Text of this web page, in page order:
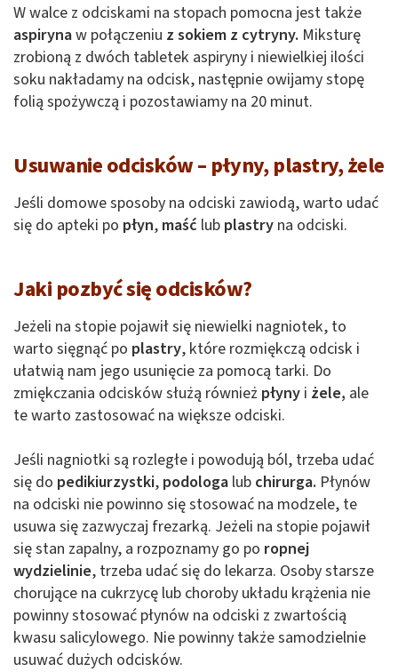
W walce z odciskami na stopach pomocna jest także
aspirynaw połączeniu z sokiem z cytryny. Miksturę
zrobioną z dwóch tabletek aspiryny i niewielkiej ilości
soku nakładamy na odcisk, następnie owijamy stopę
folią spożywczą i pozostawiamy na 20 minut.
Usuwanie odcisków – płyny, plastry, żele
Jeśli domowe sposoby na odciski zawiodą, warto udać
się do apteki po płyn, maść lub plastry na odciski.
Jaki pozbyć się odcisków?
Jeżeli na stopie pojawił się niewielki nagniotek, to
warto sięgnąć po plastry, które rozmiękczą odcisk i
ułatwią nam jego usunięcie za pomocą tarki. Do
zmiękczania odcisków służą również płyny i żele, ale
te warto zastosować na większe odciski.
Jeśli nagniotki są rozległe i powodują ból, trzeba udać
się do pedikiurzystki, podologa lub chirurga. Płynów
na odciski nie powinno się stosować na modzele, te
usuwa się zazwyczaj frezarką. Jeżeli na stopie pojawił
się stan zapalny, a rozpoznamy go po ropnej
wydzielinie, trzeba udać się do lekarza. Osoby starsze
chorujące na cukrzycę lub choroby układu krążenia nie
powinny stosować płynów na odciski z zwartością
kwasu salicylowego. Nie powinny także samodzielnie
usuwać dużych odcisków.